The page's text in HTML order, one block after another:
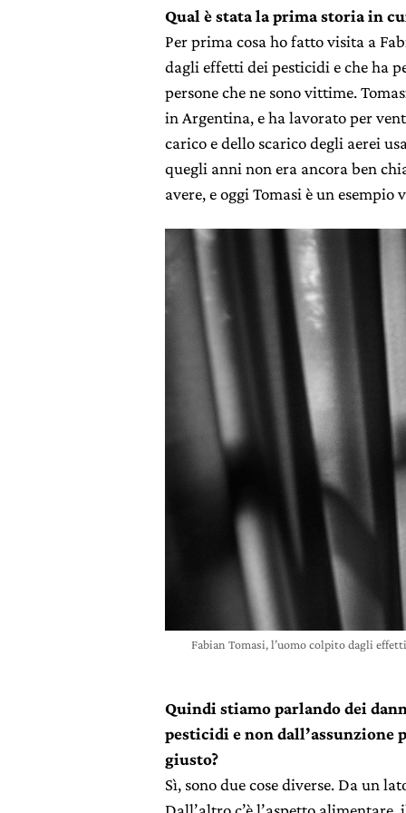
Qual è stata la prima storia in
Per prima cosa ho fatto visita a
dagli effetti dei pesticidi e che ha
persone che ne sono vittime.
in Argentina, e ha lavorato per
carico e dello scarico degli aerei
quegli anni non era ancora ben
avere, e oggi Tomasi è un
Fabian Tomasi, l’uomo colpito dagli
Quindi stiamo parlando dei
pesticidi e non
giusto?
Sì, sono due cose diverse. Da un